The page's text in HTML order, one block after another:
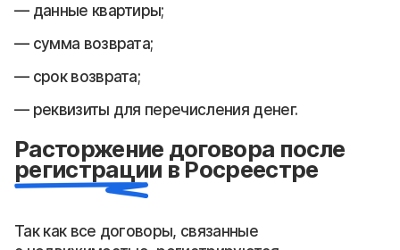
данные квартиры;
сумма возврата;
срок возврата;
реквизиты для перечисления денег.
Расторжение договора после
регистрации в Росреестре
Так как все договоры, связанные